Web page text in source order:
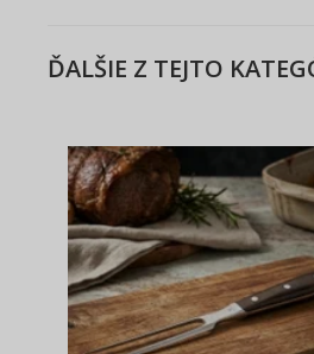
ĎALŠIE Z TEJTO